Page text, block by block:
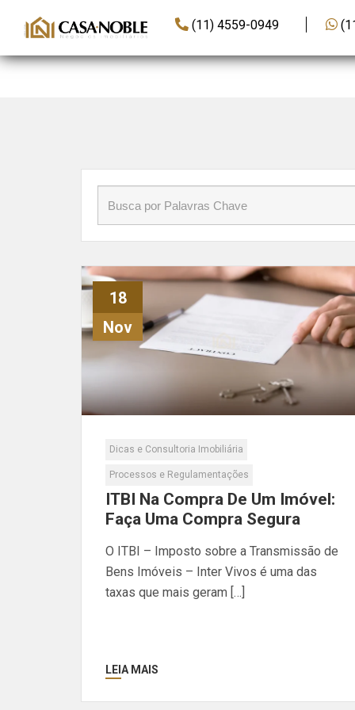
(11) 4559-0949
Início »Blog » taxas
18
Nov
Dicas e Consultoria Imobiliária
Processos e Regulamentações
ITBI Na Compra De Um Imóvel:
Faça Uma Compra Segura
O ITBI – Imposto sobre a Transmissão de
Bens Imóveis – Inter Vivos é uma das
taxas que mais geram […]
LEIA MAIS